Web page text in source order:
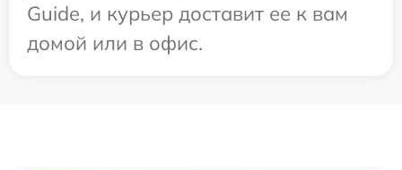
Guide, и курьер доставит ее к вам
домой или в офис.